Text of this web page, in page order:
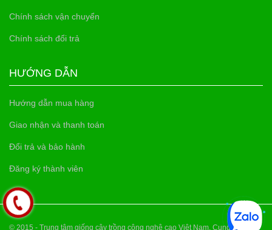
Chính sách vận chuyển
Chính sách đổi trả
HƯỚNG DẪN
Hướng dẫn mua hàng
Giao nhận và thanh toán
Đổi trả và bảo hành
Đăng ký thành viên
© 2015 - Trung tâm giống cây trồng công nghệ cao Việt Nam. Cung cấp bởi